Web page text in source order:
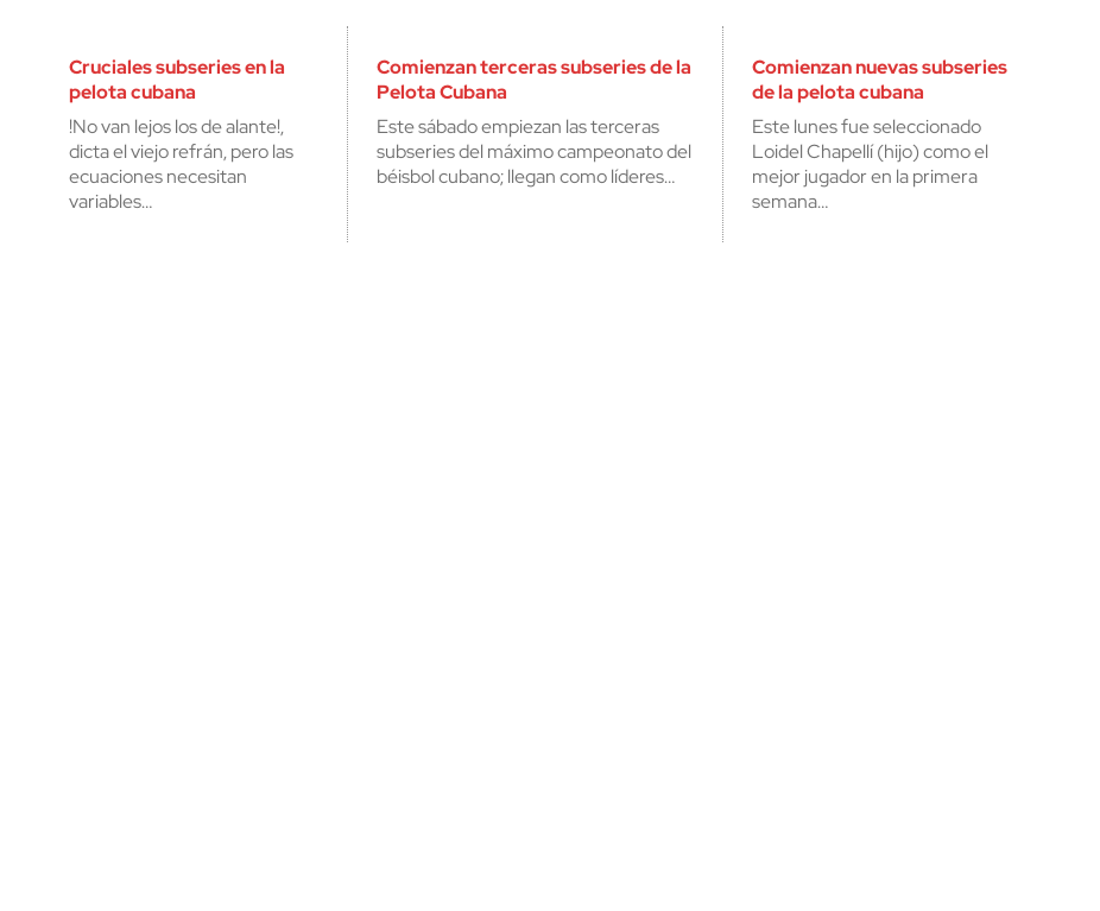
Cruciales subseries en la
pelota cubana
!No van lejos los de alante!,
dicta el viejo refrán, pero las
ecuaciones necesitan
variables…
Comienzan terceras subseries de la
Pelota Cubana
Este sábado empiezan las terceras
subseries del máximo campeonato del
béisbol cubano; llegan como líderes…
Comienzan nuevas subseries
de la pelota cubana
Este lunes fue seleccionado
Loidel Chapellí (hijo) como el
mejor jugador en la primera
semana…